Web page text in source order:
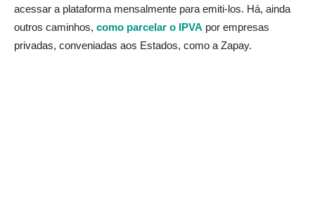
acessar a plataforma mensalmente para emiti-los. Há, ainda
outros caminhos, como parcelar o IPVA por empresas
privadas, conveniadas aos Estados, como a Zapay.